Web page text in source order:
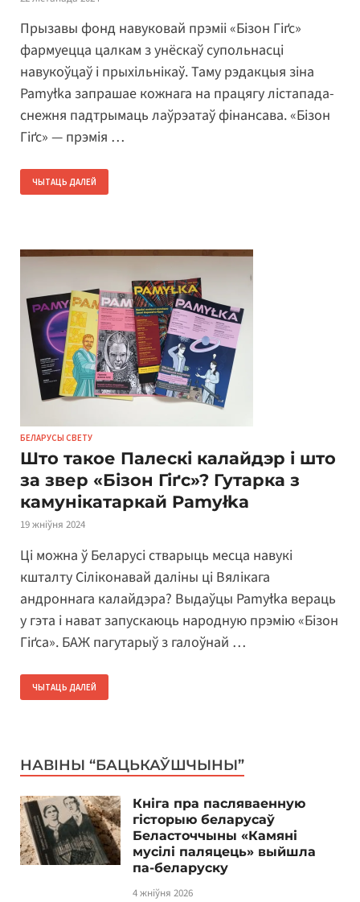
Прызавы фонд навуковай прэміі «Бізон Гіґс»
фармуецца цалкам з унёскаў супольнасці
навукоўцаў і прыхільнікаў. Таму рэдакцыя зіна
Pamyłka запрашае кожнага на працягу лістапада-
снежня падтрымаць лаўрэатаў фінансава. «Бізон
Гіґс» — прэмія …
ЧЫТАЦЬ ДАЛЕЙ
БЕЛАРУСЫ СВЕТУ
Што такое Палескі калайдэр і што
за звер «Бізон Гіґс»? Гутарка з
камунікатаркай Pamyłka
19 жніўня 2024
Ці можна ў Беларусі стварыць месца навукі
кшталту Сіліконавай даліны ці Вялікага
андроннага калайдэра? Выдаўцы Pamyłka вераць
у гэта і нават запускаюць народную прэмію «Бізон
Гіґса». БАЖ пагутарыў з галоўнай …
ЧЫТАЦЬ ДАЛЕЙ
НАВІНЫ “БАЦЬКАЎШЧЫНЫ”
Кніга пра пасляваенную
гісторыю беларусаў
Беласточчыны «Камяні
мусілі паляцець» выйшла
па-беларуску
4 жніўня 2026